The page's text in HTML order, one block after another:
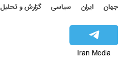
جهان ایران سیاسی گزارش و تحلیل
Iran Media